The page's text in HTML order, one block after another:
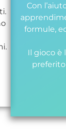
Con
formule,
Il gioco